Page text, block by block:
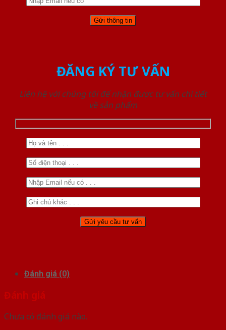
ĐĂNG KÝ TƯ VẤN
Liên hệ với chúng tôi để nhận được tư vấn chi tiết
về sản phẩm
Đánh giá (0)
Đánh giá
Chưa có đánh giá nào.